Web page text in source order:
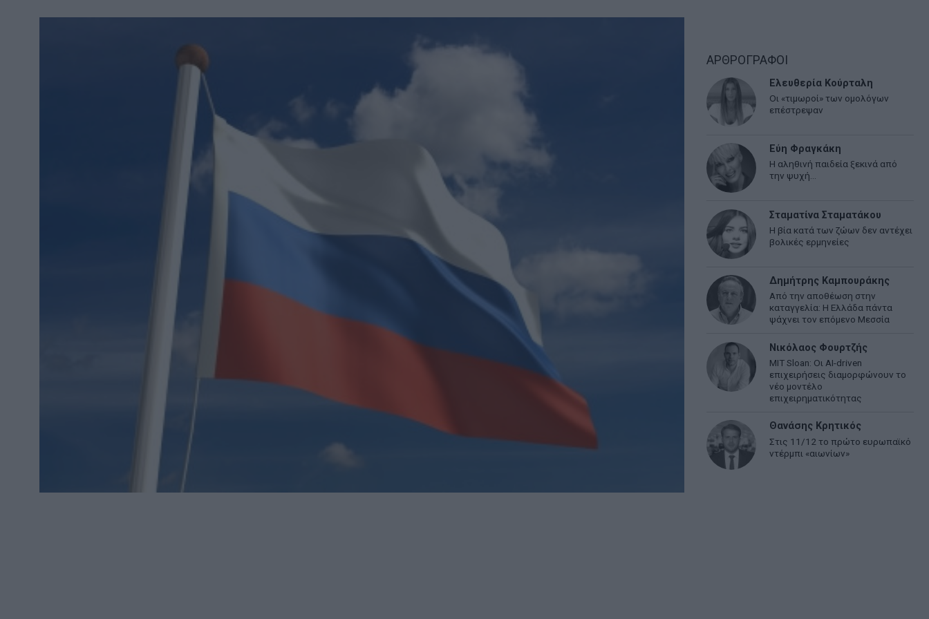
ΑΡΘΡΟΓΡΑΦΟΙ
Ελευθερία Κούρταλη
Οι «τιμωροί» των ομολόγων
επέστρεψαν
Εύη Φραγκάκη
Η αληθινή παιδεία ξεκινά από
την ψυχή…
Σταματίνα Σταματάκου
Η βία κατά των ζώων δεν αντέχει
βολικές ερμηνείες
Δημήτρης Καμπουράκης
Από την αποθέωση στην
καταγγελία: Η Ελλάδα πάντα
ψάχνει τον επόμενο Μεσσία
Νικόλαος Φουρτζής
MIT Sloan: Οι AI-driven
επιχειρήσεις διαμορφώνουν το
νέο μοντέλο
επιχειρηματικότητας
Θανάσης Κρητικός
Στις 11/12 το πρώτο ευρωπαϊκό
ντέρμπι «αιωνίων»